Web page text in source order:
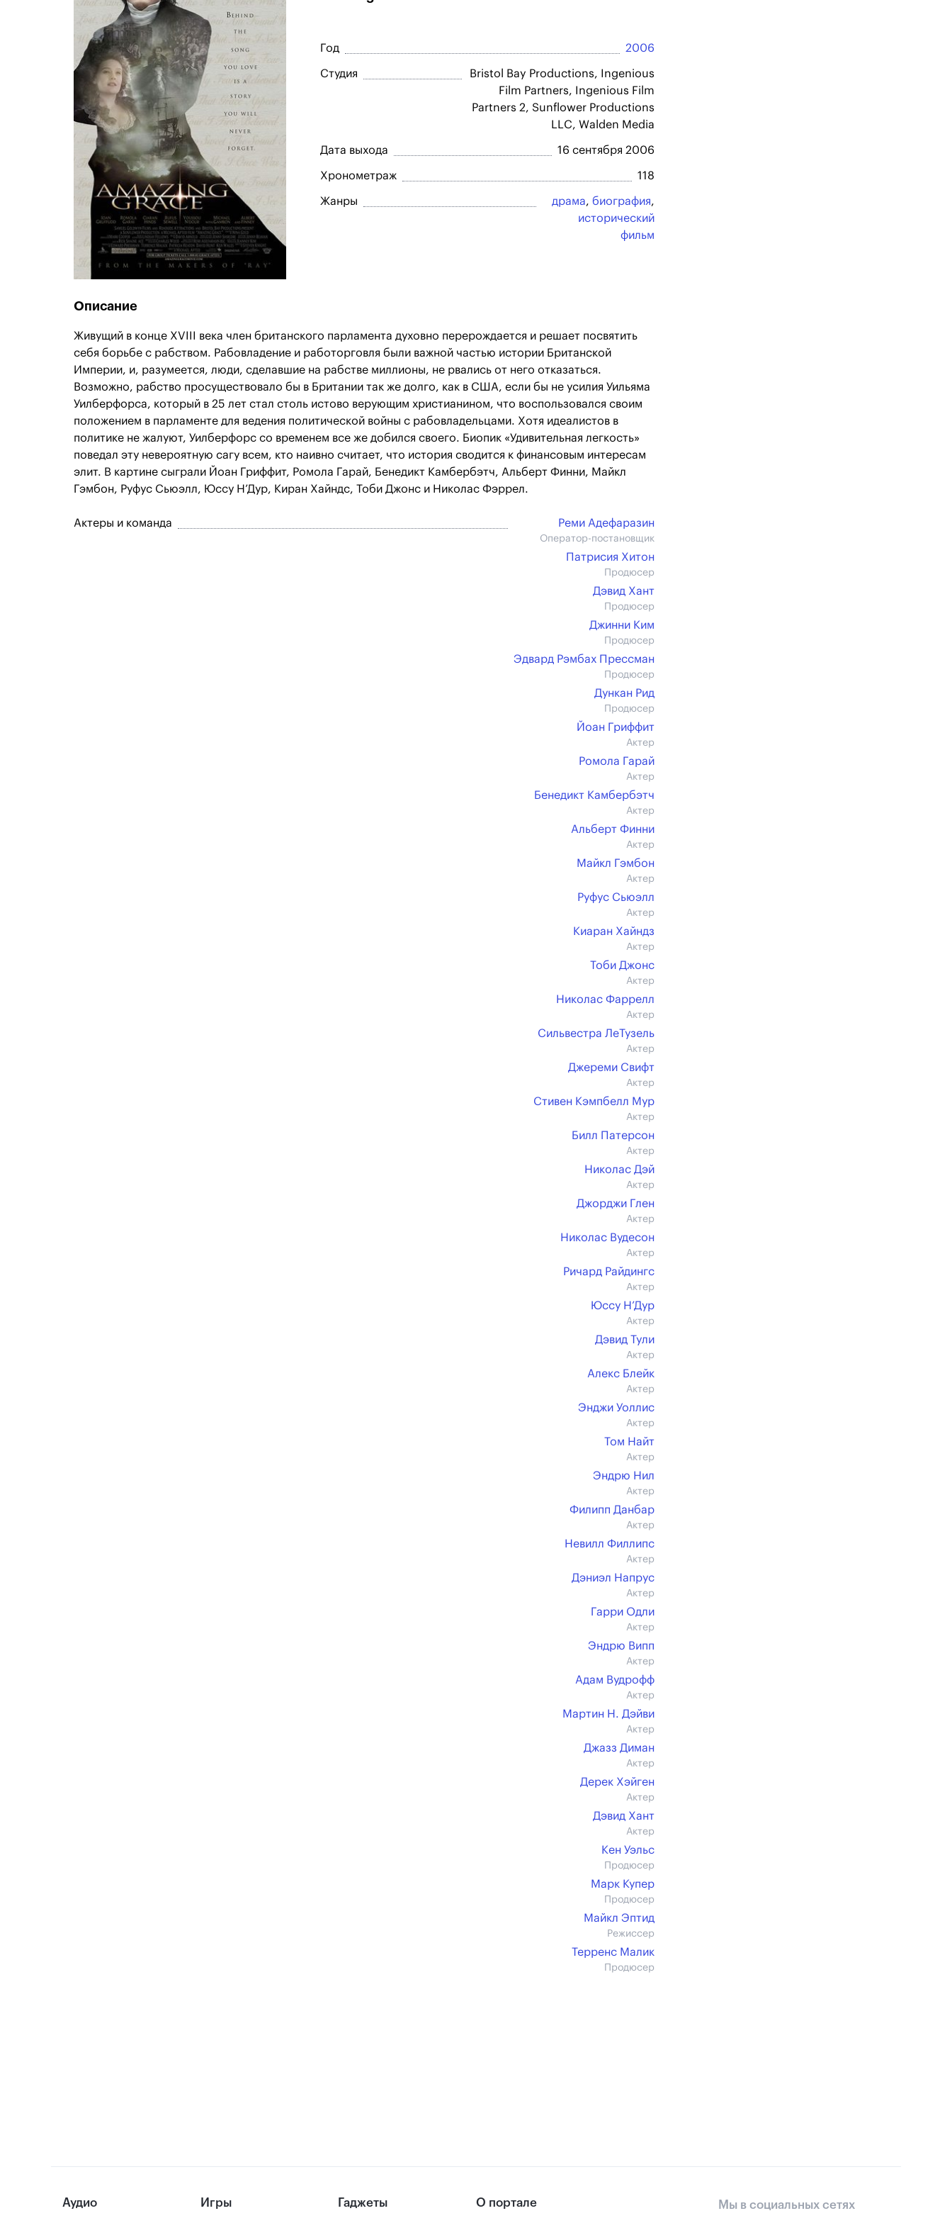
Год 2006
Студия
Bristol Bay Productions, Ingenious
Film Partners, Ingenious Film
Partners 2, Sunflower Productions
LLC, Walden Media
Дата выхода 16 сентября 2006
Хронометраж 118
Жанры драма, биография,
исторический
фильм
Описание
Живущий в конце XVIII века член британского парламента духовно перерождается и решает посвятить
себя борьбе с рабством. Рабовладение и работорговля были важной частью истории Британской
Империи, и, разумеется, люди, сделавшие на рабстве миллионы, не рвались от него отказаться.
Возможно, рабство просуществовало бы в Британии так же долго, как в США, если бы не усилия Уильяма
Уилберфорса, который в 25 лет стал столь истово верующим христианином, что воспользовался своим
положением в парламенте для ведения политической войны с рабовладельцами. Хотя идеалистов в
политике не жалуют, Уилберфорс со временем все же добился своего. Биопик «Удивительная легкость»
поведал эту невероятную сагу всем, кто наивно считает, что история сводится к финансовым интересам
элит. В картине сыграли Йоан Гриффит, Ромола Гарай, Бенедикт Камбербэтч, Альберт Финни, Майкл
Гэмбон, Руфус Сьюэлл, Юссу Н’Дур, Киран Хайндс, Тоби Джонс и Николас Фэррел.
Актеры и команда Реми Адефаразин
Оператор-постановщик
Патрисия Хитон
Продюсер
Дэвид Хант
Продюсер
Джинни Ким
Продюсер
Эдвард Рэмбах Прессман
Продюсер
Дункан Рид
Продюсер
Йоан Гриффит
Актер
Ромола Гарай
Актер
Бенедикт Камбербэтч
Актер
Альберт Финни
Актер
Майкл Гэмбон
Актер
Руфус Сьюэлл
Актер
Киаран Хайндз
Актер
Тоби Джонс
Актер
Николас Фаррелл
Актер
Сильвестра ЛеТузель
Актер
Джереми Свифт
Актер
Стивен Кэмпбелл Мур
Актер
Билл Патерсон
Актер
Николас Дэй
Актер
Джорджи Глен
Актер
Николас Вудесон
Актер
Ричард Райдингс
Актер
Юссу Н’Дур
Актер
Дэвид Тули
Актер
Алекс Блейк
Актер
Энджи Уоллис
Актер
Том Найт
Актер
Эндрю Нил
Актер
Филипп Данбар
Актер
Невилл Филлипс
Актер
Дэниэл Напрус
Актер
Гарри Одли
Актер
Эндрю Випп
Актер
Адам Вудрофф
Актер
Мартин Н. Дэйви
Актер
Джазз Диман
Актер
Дерек Хэйген
Актер
Дэвид Хант
Актер
Кен Уэльс
Продюсер
Марк Купер
Продюсер
Майкл Эптид
Режиссер
Терренс Малик
Продюсер
Аудио Игры Гаджеты О портале Мы в социальных сетях